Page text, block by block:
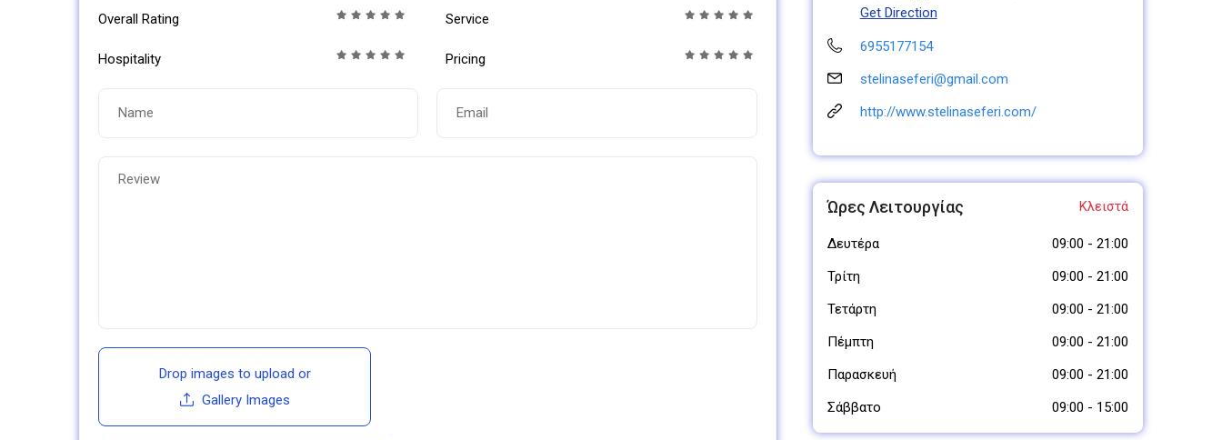
Overall Rating Service
Hospitality Pricing
Drop images to upload or
Gallery Images
Get Direction
6955177154
stelinaseferi@gmail.com
http://www.stelinaseferi.com/
Ώρες Λειτουργίας Κλειστά
Δευτέρα 09:00 - 21:00
Τρίτη
09:00 - 21:00
Τετάρτη
09:00 - 21:00
Πέμπτη
09:00 - 21:00
Παρασκευή
09:00 - 21:00
Σάββατο
09:00 - 15:00